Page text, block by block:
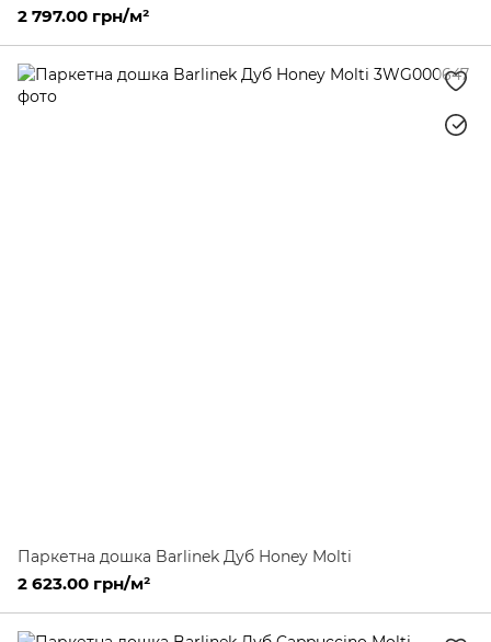
2 797.00 грн/м²
Паркетна дошка Barlinek Дуб Honey Molti
2 623.00 грн/м²